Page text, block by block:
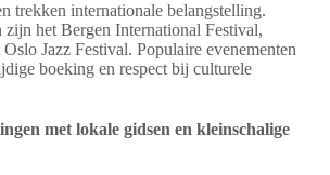
trekken internationale belangstelling.
zijn het Bergen International Festival,
Jazz Festival. Populaire evenementen
boeking en respect bij culturele
met lokale gidsen en kleinschalige